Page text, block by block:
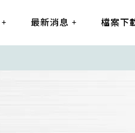
最新消息 檔案下